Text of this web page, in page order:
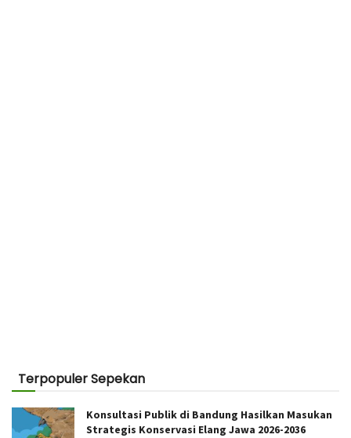
Terpopuler Sepekan
Konsultasi Publik di Bandung Hasilkan Masukan
Strategis Konservasi Elang Jawa 2026-2036